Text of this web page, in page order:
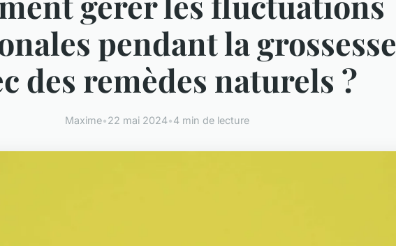
pendant la grossesse
des remèdes naturels ?
Maxime•22 mai 2024•4 min de lecture